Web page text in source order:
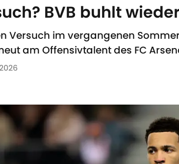
BVB buhlt
Versuch im vergangenen
am Offensivtalent des FC